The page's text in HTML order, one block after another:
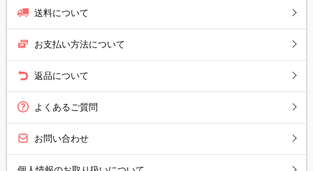
送料について
お支払い方法について
返品について
よくあるご質問
お問い合わせ